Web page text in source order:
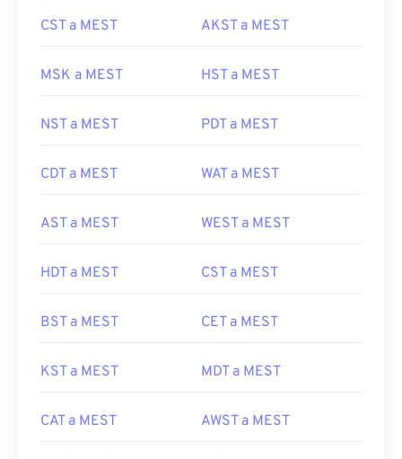
CST a MEST AKST a MEST
MSK a MEST HST a MEST
NST a MEST PDT a MEST
CDT a MEST WAT a MEST
AST a MEST WEST a MEST
HDT a MEST CST a MEST
BST a MEST CET a MEST
KST a MEST MDT a MEST
CAT a MEST AWST a MEST